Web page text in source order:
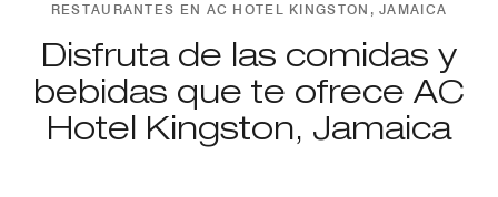
RESTAURANTES EN AC HOTEL KINGSTON, JAMAICA
Disfruta de las comidas y
bebidas que te ofrece AC
Hotel Kingston, Jamaica